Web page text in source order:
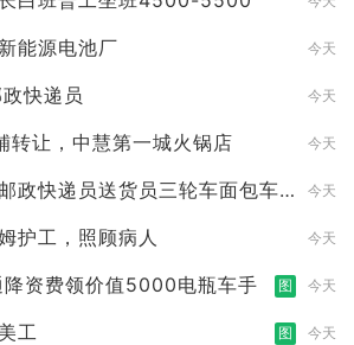
能源电池厂 今天
快递员 今天
转让，中慧第一城火锅店 今天
政快递员送货员三轮车面包车
今天
护工，照顾病人 今天
降资费领价值5000电瓶车手 图 今天
工 图 今天